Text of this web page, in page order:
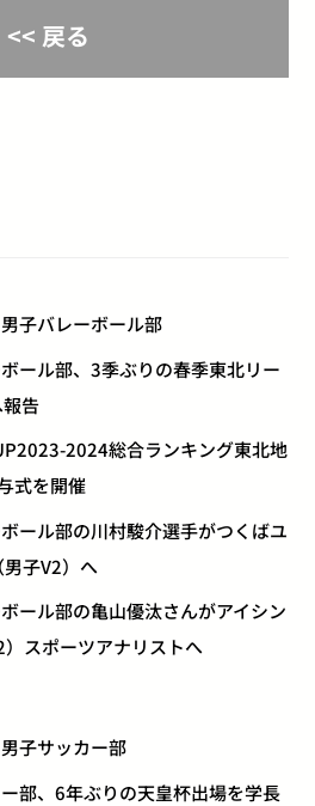
<< 戻る
子バレーボール部
ール部、3季ぶりの春季東北リー
告
2024総合ランキング東北地
式を開催
ール部の川村駿介選手がつくばユ
子V2）へ
ール部の亀山優汰さんがアイシン
スポーツアナリストへ
子サッカー部
部、6年ぶりの天皇杯出場を学長